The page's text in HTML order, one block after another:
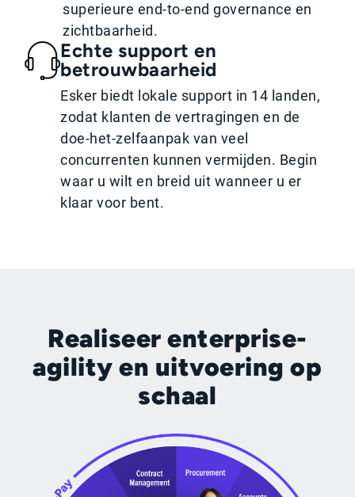
superieure end-to-end governance en
zichtbaarheid.
Echte support en
betrouwbaarheid
Esker biedt lokale support in 14 landen,
zodat klanten de vertragingen en de
doe-het-zelfaanpak van veel
concurrenten kunnen vermijden. Begin
waar u wilt en breid uit wanneer u er
klaar voor bent.
Realiseer enterprise-
agility en uitvoering op
schaal